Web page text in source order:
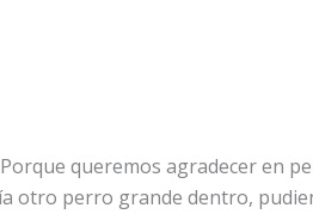
queremos agradecer en
otro perro grande dentro,